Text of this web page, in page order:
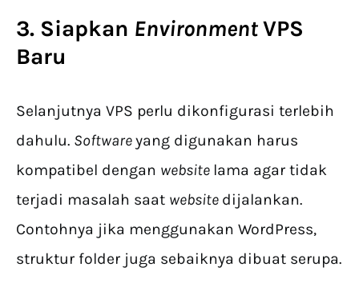
3. Siapkan EnvironmentVPS
Baru
Selanjutnya VPS perlu dikonfigurasi terlebih
dahulu. Softwareyang digunakan harus
kompatibel dengan website lama agar tidak
terjadi masalah saat website dijalankan.
Contohnya jika menggunakan WordPress,
struktur folder juga sebaiknya dibuat serupa.